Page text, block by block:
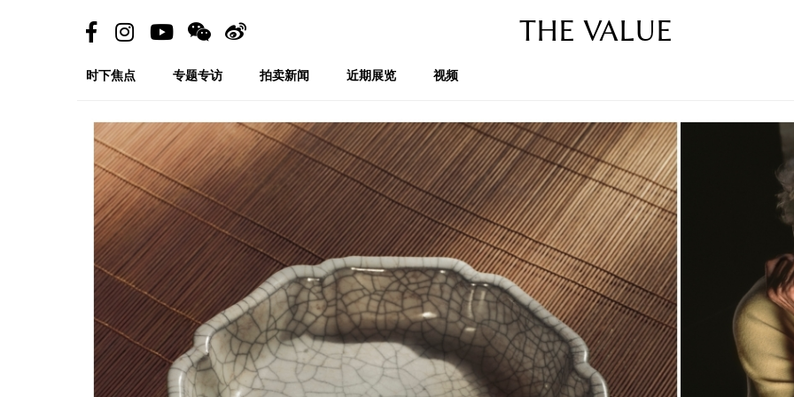
THE VALUE
时下焦点 专题专访 拍卖新闻 近期展览 视频